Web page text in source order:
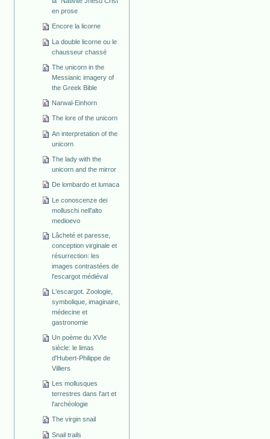
en prose
Encore la licorne
La double licorne ou le
chausseur chassé
The unicorn in the
Messianic imagery of
the Greek Bible
Narwal-Einhorn
The lore of the unicorn
An interpretation of the
unicorn
The lady with the
unicorn and the mirror
De lombardo et lumaca
Le conoscenze dei
molluschi nell'alto
medioevo
Lâcheté et paresse,
conception virginale et
résurrection: les
images contrastées de
l'escargot médiéval
L'escargot. Zoologie,
symbolique, imaginaire,
médecine et
gastronomie
Un poème du XVIe
siècle: le limas
d'Hubert-Philippe de
Villiers
Les mollusques
terrestres dans l'art et
l'archéologie
The virgin snail
Snail trails